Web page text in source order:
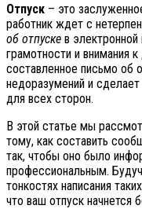
Отпуск – это
работник ждет с
об отпуске в
грамотности и внимания
составленное письмо об
недоразумений и
для всех сторон.
В этой статье мы
тому, как составить
так, чтобы оно было
профессиональным.
тонкостях написания
что ваш отпуск начнется